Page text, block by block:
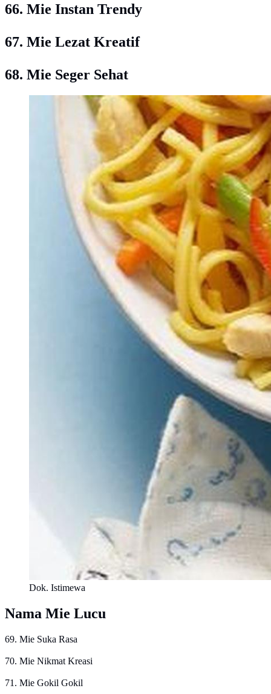
66. Mie Instan Trendy
67. Mie Lezat Kreatif
68. Mie Seger Sehat
Dok. Istimewa
Nama Mie Lucu
69. Mie Suka Rasa
70. Mie Nikmat Kreasi
71. Mie Gokil Gokil